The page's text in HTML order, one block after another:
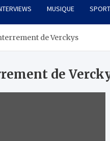
MUSIQUE SPORT
de Verckys
de